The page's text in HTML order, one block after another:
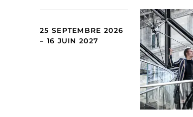
25 SEPTEMBRE 2026
– 16 JUIN 2027